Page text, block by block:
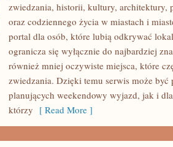
CZYTELNICY
WYJAŚNIAJĄ
zwiedzania, historii, kultury, architektury,
oraz codziennego życia w miastach i
portal dla osób, które lubią odkrywać
ogranicza się wyłącznie do najbardziej
również mniej oczywiste miejsca, które
zwiedzania. Dzięki temu serwis może
planujących weekendowy wyjazd, jak i
którzy [ Read More ]